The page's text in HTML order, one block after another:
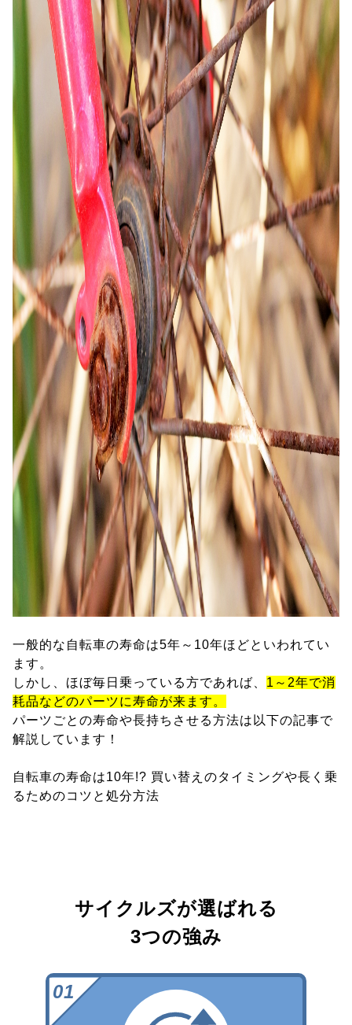
一般的な自転車の寿命は5年～10年ほどといわれてい
ます。
しかし、ほぼ毎日乗っている方であれば、 1～2年で消
耗品などのパーツに寿命が来ます。
パーツごとの寿命や長持ちさせる方法は以下の記事で
解説しています！
自転車の寿命は10年!? 買い替えのタイミングや長く乗
るためのコツと処分方法
サイクルズが選ばれる
3つの強み